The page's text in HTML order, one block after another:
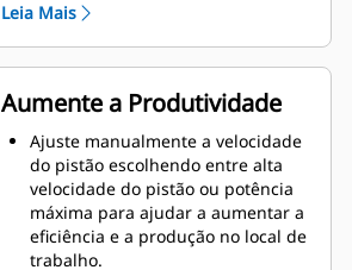
vibração da máquina e aumentar a
supressão de ruído.
A funcionalidade padrão de
silenciamento permite que você
use um martelo de Desempenho
em locais de trabalho em áreas
sensíveis ao ruído, como bairros
ou perto de hospitais onde o ruído
é regulamentado.
Leia Mais
Aumente a Produtividade
Ajuste manualmente a velocidade
do pistão escolhendo entre alta
velocidade do pistão ou potência
máxima para ajudar a aumentar a
eficiência e a produção no local de
trabalho.